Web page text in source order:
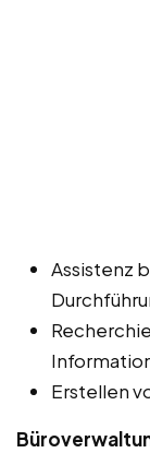
Assistenz
Erstellen